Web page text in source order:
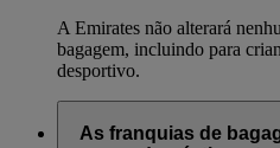
A Emirates não alterará
bagagem, incluindo para
desportivo.
As franquias de